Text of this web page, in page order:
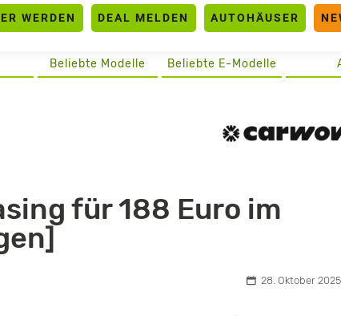
WERDEN DEAL MELDEN AUTOHÄUSER
Beliebte E-Modelle
Beliebte Modelle
für 188 Euro im
28. Oktober